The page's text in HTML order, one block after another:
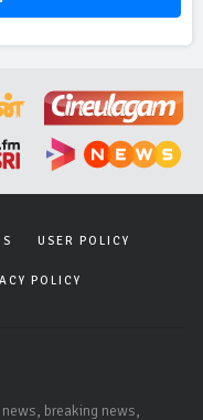
USER POLICY
POLICY
breaking news,